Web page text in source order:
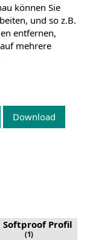
können Sie
und so z.B.
entfernen,
mehrere
Download
Softproof Profil
(1)